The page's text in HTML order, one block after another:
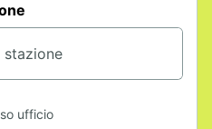
ufficio